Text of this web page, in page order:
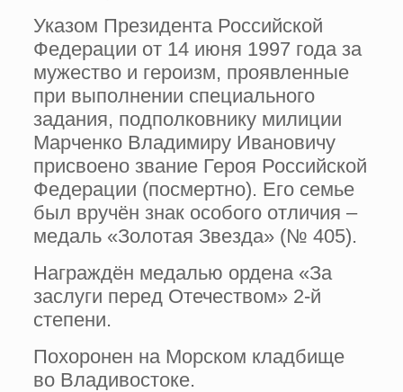
Указом Президента Российской
Федерации от 14 июня 1997 года за
мужество и героизм, проявленные
при выполнении специального
задания, подполковнику милиции
Марченко Владимиру Ивановичу
присвоено звание Героя Российской
Федерации (посмертно). Его семье
был вручён знак особого отличия –
медаль «Золотая Звезда» (№ 405).
Награждён медалью ордена «За
заслуги перед Отечеством» 2-й
степени.
Похоронен на Морском кладбище
во Владивостоке.